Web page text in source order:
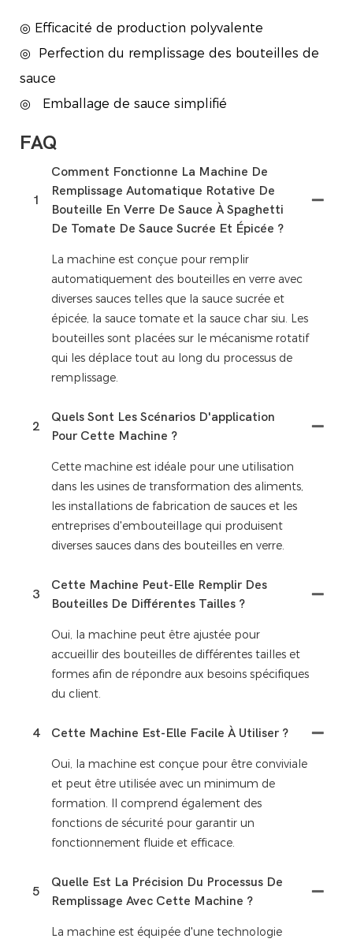
◎ Efficacité de production polyvalente
◎
Perfection du remplissage des bouteilles de
sauce
◎
Emballage de sauce simplifié
FAQ
1
Comment Fonctionne La Machine De
Remplissage Automatique Rotative De
Bouteille En Verre De Sauce À Spaghetti
De Tomate De Sauce Sucrée Et Épicée ?
La machine est conçue pour remplir
automatiquement des bouteilles en verre avec
diverses sauces telles que la sauce sucrée et
épicée, la sauce tomate et la sauce char siu. Les
bouteilles sont placées sur le mécanisme rotatif
qui les déplace tout au long du processus de
remplissage.
2
Quels Sont Les Scénarios D'application
Pour Cette Machine ?
Cette machine est idéale pour une utilisation
dans les usines de transformation des aliments,
les installations de fabrication de sauces et les
entreprises d'embouteillage qui produisent
diverses sauces dans des bouteilles en verre.
3
Cette Machine Peut-Elle Remplir Des
Bouteilles De Différentes Tailles ?
Oui, la machine peut être ajustée pour
accueillir des bouteilles de différentes tailles et
formes afin de répondre aux besoins spécifiques
du client.
4 Cette Machine Est-Elle Facile À Utiliser ?
Oui, la machine est conçue pour être conviviale
et peut être utilisée avec un minimum de
formation. Il comprend également des
fonctions de sécurité pour garantir un
fonctionnement fluide et efficace.
5
Quelle Est La Précision Du Processus De
Remplissage Avec Cette Machine ?
La machine est équipée d'une technologie